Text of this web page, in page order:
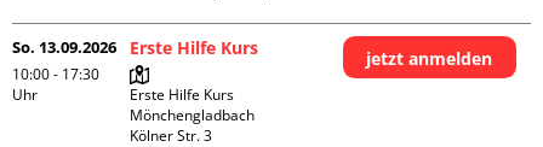
So. 13.09.2026
10:00 - 17:30
Uhr
Erste Hilfe Kurs
Erste Hilfe Kurs
Mönchengladbach
Kölner Str. 3
jetzt anmelden